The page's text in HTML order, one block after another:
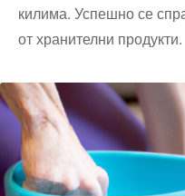
килима. Успешно се
от хранителни продукти.